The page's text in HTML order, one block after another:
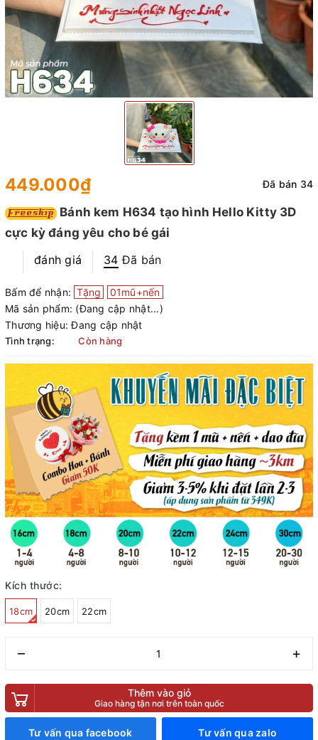
449.000₫ Đã bán 34
Bánh kem H634 tạo hình Hello Kitty 3D
cực kỳ đáng yêu cho bé gái
đánh giá
34 Đã bán
Bấm để nhận: Tặng
01mũ+nến
Mã sản phẩm: (Đang cập nhật...)
Thương hiệu: Đang cập nhật
Tình trạng: Còn hàng
Kích thước:
18cm 20cm 22cm
– +
Thêm vào giỏ
Giao hàng tận nơi trên toàn quốc
Tư vấn qua facebook Tư vấn qua zalo